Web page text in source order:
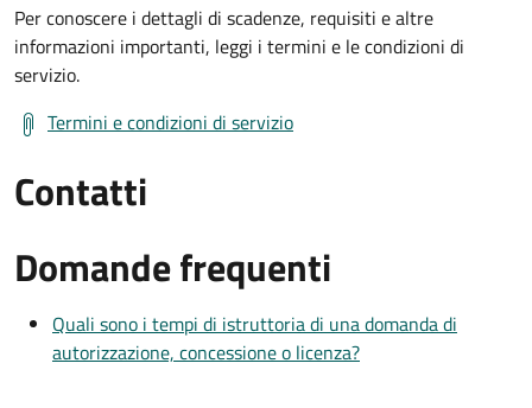
Per conoscere i dettagli di scadenze, requisiti e altre
informazioni importanti, leggi i termini e le condizioni di
servizio.
Termini e condizioni di servizio
Contatti
Domande frequenti
Quali sono i tempi di istruttoria di una domanda di
autorizzazione, concessione o licenza?